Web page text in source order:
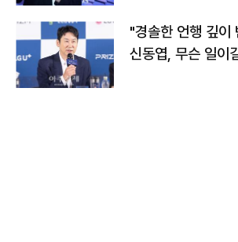
"경솔한 언행 깊이
신동엽, 무슨 일이